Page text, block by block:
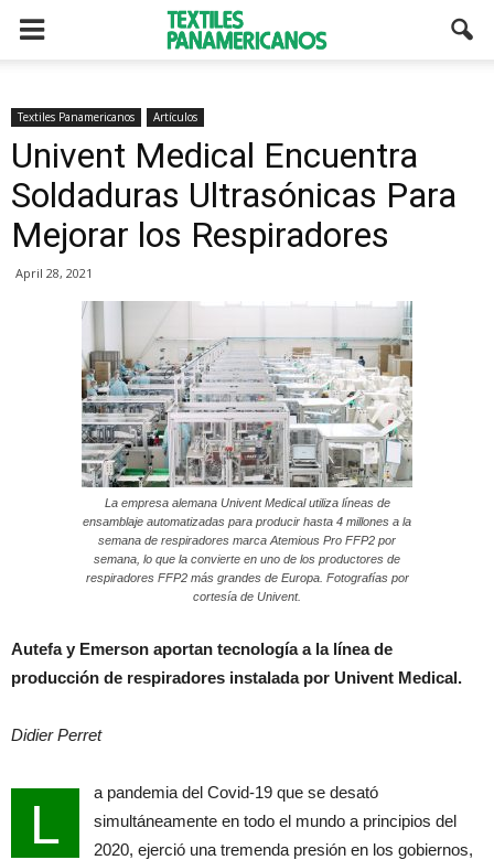
Textiles Panamericanos Artículos
Univent Medical Encuentra
Soldaduras Ultrasónicas Para
Mejorar los Respiradores
April 28, 2021
La empresa alemana Univent Medical utiliza líneas de
ensamblaje automatizadas para producir hasta 4 millones a la
semana de respiradores marca Atemious Pro FFP2 por
semana, lo que la convierte en uno de los productores de
respiradores FFP2 más grandes de Europa. Fotografías por
cortesía de Univent.
Autefa y Emerson aportan tecnología a la línea de
producción de respiradores instalada por Univent Medical.
Didier Perret
L
a pandemia del Covid-19 que se desató
simultáneamente en todo el mundo a principios del
2020, ejerció una tremenda presión en los gobiernos,